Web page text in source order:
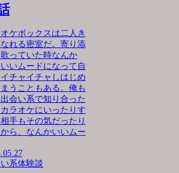
ケボックスは二人き
なれる密室だ。寄り添
っていた時なんか
いムードになって自
チャイチャしはじめ
うこともある。俺も
会い系で知り合った
ラオケにいったりす
手もその気だったり
ら、なんかいいムー
系体験談